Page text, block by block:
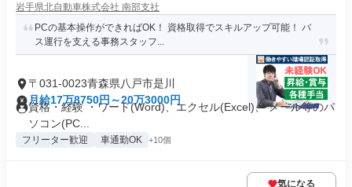
岩手県北自動車株式会社 南部支社
PCの基本操作ができればOK！ 資格取得でスキルアップ可能！ バ
ス運行を支える事務スタッフ...
〒031-0023青森県八戸市是川
月給17万8750円～20万3000円
資格・経験 ・ワード(Word)、エクセル(Excel)、 メール等のパ
ソコン(PC...
フリーター歓迎 車通勤OK +10個
気になる